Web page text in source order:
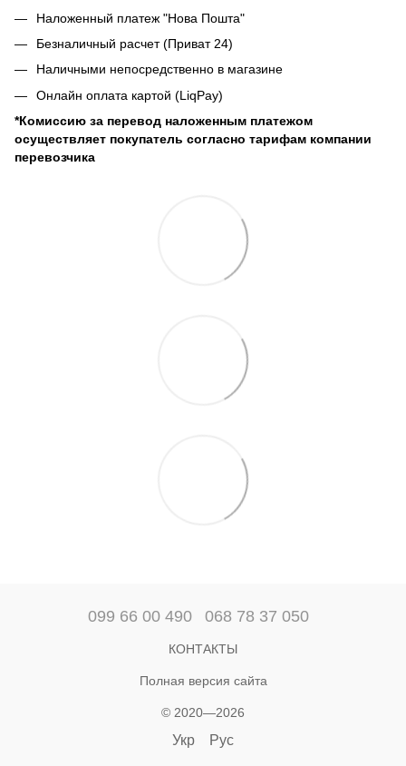
Наложенный платеж "Нова Пошта"
Безналичный расчет (Приват 24)
Наличными непосредственно в магазине
Онлайн оплата картой (LiqPay)
*Комиссию за перевод наложенным платежом
осуществляет покупатель согласно тарифам компании
перевозчика
099 66 00 490 068 78 37 050
КОНТАКТЫ
Полная версия сайта
© 2020—2026
Укр Рус